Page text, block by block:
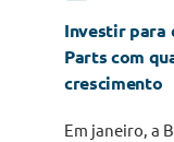
Investir para
Parts com
crescimento
Em janeiro, a